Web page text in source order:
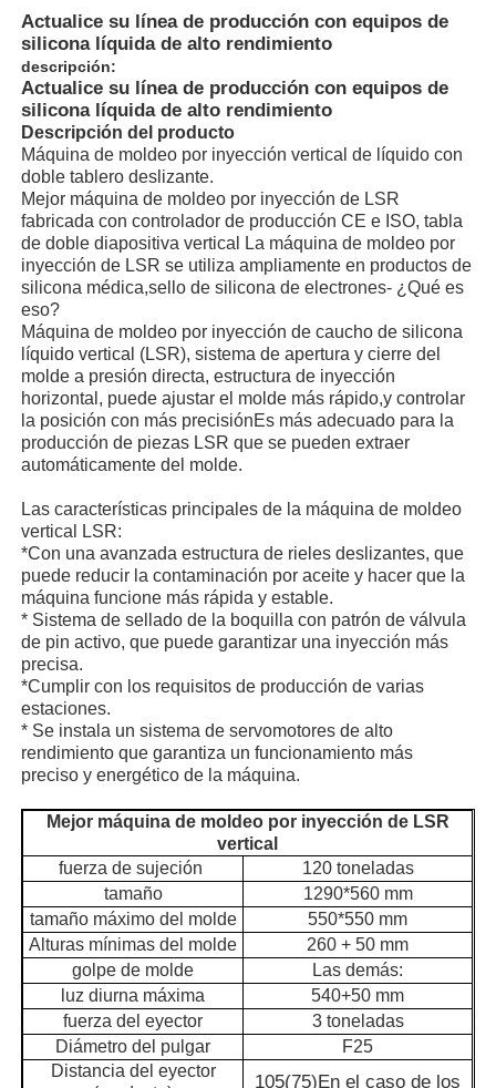
Inicio
Productos
Sobre nosotros
Visita a la fábrica
Control de Calidad
noticias
Todos los casos
Solicitar una cotización
Máquina de moldeo por inyección LSR
Actualice su línea de producción con equipos de
silicona líquida de alto rendimiento
descripción:
Actualice su línea de producción con equipos de
silicona líquida de alto rendimiento
Descripción del producto
Máquina de moldeo por inyección vertical de líquido con
doble tablero deslizante.
Mejor máquina de moldeo por inyección de LSR
fabricada con controlador de producción CE e ISO, tabla
de doble diapositiva vertical La máquina de moldeo por
inyección de LSR se utiliza ampliamente en productos de
silicona médica,sello de silicona de electrones- ¿Qué es
eso?
Máquina de moldeo por inyección de caucho de silicona
líquido vertical (LSR), sistema de apertura y cierre del
molde a presión directa, estructura de inyección
horizontal, puede ajustar el molde más rápido,y controlar
la posición con más precisiónEs más adecuado para la
producción de piezas LSR que se pueden extraer
automáticamente del molde.
Las características principales de la máquina de moldeo
vertical LSR:
*Con una avanzada estructura de rieles deslizantes, que
puede reducir la contaminación por aceite y hacer que la
máquina funcione más rápida y estable.
* Sistema de sellado de la boquilla con patrón de válvula
de pin activo, que puede garantizar una inyección más
precisa.
*Cumplir con los requisitos de producción de varias
estaciones.
* Se instala un sistema de servomotores de alto
rendimiento que garantiza un funcionamiento más
preciso y energético de la máquina.
Mejor máquina de moldeo por inyección de LSR
vertical
fuerza de sujeción
120 toneladas
tamaño
1290*560 mm
tamaño máximo del molde
550*550 mm
Alturas mínimas del molde
260 + 50 mm
golpe de molde
Las demás:
luz diurna máxima
540+50 mm
fuerza del eyector
3 toneladas
Diámetro del pulgar
F25
Distancia del eyector
105(75)En el caso de los